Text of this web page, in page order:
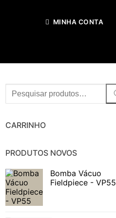
MINHA CONTA
Procurar:
CARRINHO
PRODUTOS NOVOS
Bomba Vácuo
Fieldpiece - VP55